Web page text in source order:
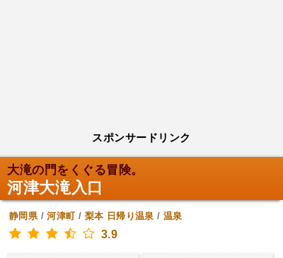
スポンサードリンク
大滝の門をくぐる冒険。
河津大滝入口
静岡県/河津町/ 梨本 日帰り温泉 / 温泉
3.9